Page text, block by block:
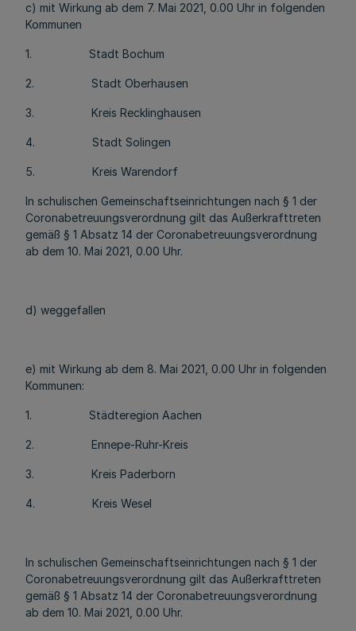
c) mit Wirkung ab dem 7. Mai 2021, 0.00 Uhr in folgenden
Kommunen
1. Stadt Bochum
2. Stadt Oberhausen
3. Kreis Recklinghausen
4. Stadt Solingen
5. Kreis Warendorf
In schulischen Gemeinschaftseinrichtungen nach § 1 der
Coronabetreuungsverordnung gilt das Außerkrafttreten
gemäß § 1 Absatz 14 der Coronabetreuungsverordnung
ab dem 10. Mai 2021, 0.00 Uhr.
d) weggefallen
e) mit Wirkung ab dem 8. Mai 2021, 0.00 Uhr in folgenden
Kommunen:
1. Städteregion Aachen
2. Ennepe-Ruhr-Kreis
3. Kreis Paderborn
4. Kreis Wesel
In schulischen Gemeinschaftseinrichtungen nach § 1 der
Coronabetreuungsverordnung gilt das Außerkrafttreten
gemäß § 1 Absatz 14 der Coronabetreuungsverordnung
ab dem 10. Mai 2021, 0.00 Uhr.